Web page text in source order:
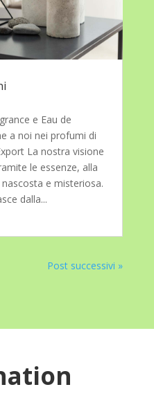
e Eau de
a noi nei profumi di
La nostra visione
le essenze, alla
e misteriosa.
dalla...
Post successivi »